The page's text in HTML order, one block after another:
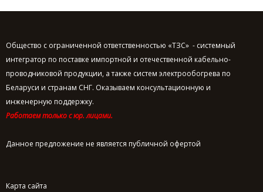
Общество с ограниченной ответственностью «ТЗС» - системный
интегратор по поставке импортной и отечественной кабельно-
проводниковой продукции, а также систем электрообогрева по
Беларуси и странам СНГ. Оказываем консультационную и
инженерную поддержку.
Работаем только с юр. лицами.
Данное предложение не является публичной офертой
Карта сайта